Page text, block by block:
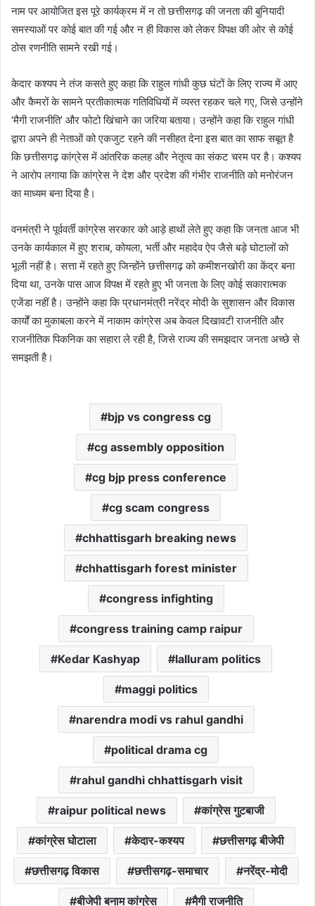
नाम पर आयोजित इस पूरे कार्यक्रम में न तो छत्तीसगढ़ की जनता की बुनियादी
समस्याओं पर कोई बात की गई और न ही विकास को लेकर विपक्ष की ओर से कोई
ठोस रणनीति सामने रखी गई।
केदार कश्यप ने तंज कसते हुए कहा कि राहुल गांधी कुछ घंटों के लिए राज्य में आए
और कैमरों के सामने प्रतीकात्मक गतिविधियों में व्यस्त रहकर चले गए, जिसे उन्होंने
‘मैगी राजनीति’ और फोटो खिंचाने का जरिया बताया। उन्होंने कहा कि राहुल गांधी
द्वारा अपने ही नेताओं को एकजुट रहने की नसीहत देना इस बात का साफ सबूत है
कि छत्तीसगढ़ कांग्रेस में आंतरिक कलह और नेतृत्व का संकट चरम पर है। कश्यप
ने आरोप लगाया कि कांग्रेस ने देश और प्रदेश की गंभीर राजनीति को मनोरंजन
का माध्यम बना दिया है।
वनमंत्री ने पूर्ववर्ती कांग्रेस सरकार को आड़े हाथों लेते हुए कहा कि जनता आज भी
उनके कार्यकाल में हुए शराब, कोयला, भर्ती और महादेव ऐप जैसे बड़े घोटालों को
भूली नहीं है। सत्ता में रहते हुए जिन्होंने छत्तीसगढ़ को कमीशनखोरी का केंद्र बना
दिया था, उनके पास आज विपक्ष में रहते हुए भी जनता के लिए कोई सकारात्मक
एजेंडा नहीं है। उन्होंने कहा कि प्रधानमंत्री नरेंद्र मोदी के सुशासन और विकास
कार्यों का मुकाबला करने में नाकाम कांग्रेस अब केवल दिखावटी राजनीति और
राजनीतिक पिकनिक का सहारा ले रही है, जिसे राज्य की समझदार जनता अच्छे से
समझती है।
bjp vs congress cg
cg assembly opposition
cg bjp press conference
cg scam congress
chhattisgarh breaking news
chhattisgarh forest minister
congress infighting
congress training camp raipur
Kedar Kashyap lalluram politics
maggi politics
narendra modi vs rahul gandhi
political drama cg
rahul gandhi chhattisgarh visit
raipur political news कांग्रेस गुटबाजी
कांग्रेस घोटाला केदार-कश्यप छत्तीसगढ़ बीजेपी
छत्तीसगढ़ विकास छत्तीसगढ़-समाचार नरेंद्र-मोदी
बीजेपी बनाम कांग्रेस मैगी राजनीति